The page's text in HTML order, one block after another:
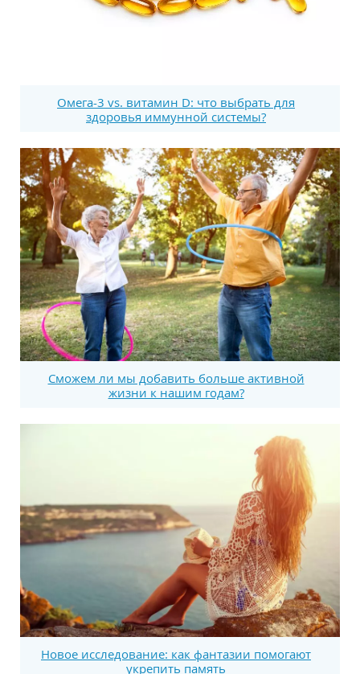
Омега-3 vs. витамин D: что выбрать для
здоровья иммунной системы?
Сможем ли мы добавить больше активной
жизни к нашим годам?
Новое исследование: как фантазии помогают
укрепить память